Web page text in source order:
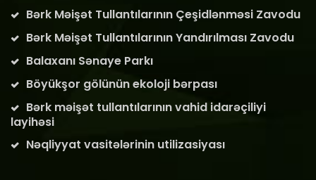
Bərk Məişət Tullantılarının Çeşidlənməsi Zavodu
Bərk Məişət Tullantılarının Yandırılması Zavodu
Balaxanı Sənaye Parkı
Böyükşor gölünün ekoloji bərpası
Bərk məişət tullantılarının vahid idarəçiliyi
layihəsi
Nəqliyyat vasitələrinin utilizasiyası